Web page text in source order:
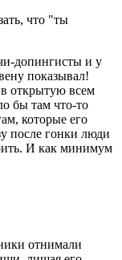
что "ты
допингисты и у
показывал!
в открытую всем
бы там что-то
которые его
после гонки люди
И как минимум
отнимали